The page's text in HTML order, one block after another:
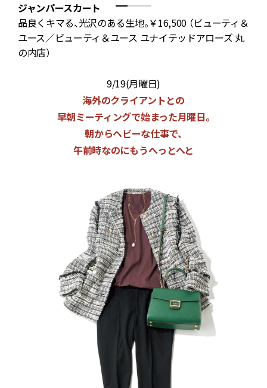
ジャンパースカート
品良くキマる、光沢のある生地。￥16,500 （ビューティ＆
ユース／ビューティ＆ユース ユナイテッドアローズ 丸
の内店）
9/19(月曜日)
海外のクライアントとの
早朝ミーティングで始まった月曜日。
朝からヘビーな仕事で、
午前時なのにもうへっとへと